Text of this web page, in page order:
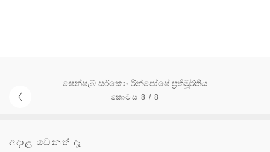
ෂෙන්ෂැබ් සර්කොං රින්පෝෂේ ප්‍රතිමූර්තිය
කොටස 8 / 8
අදාළ වෙනත් දෑ